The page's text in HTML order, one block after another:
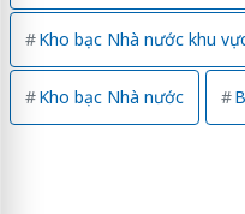
Kho bạc Nhà nước khu
Kho bạc Nhà nước